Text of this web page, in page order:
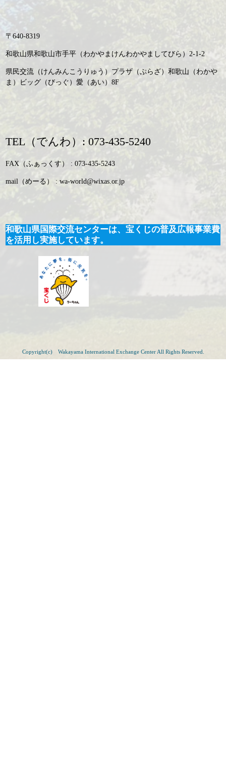
〒640-8319
和歌山県和歌山市手平（わかやまけんわかやましてびら）2-1-2
県民交流（けんみんこうりゅう）プラザ（ぷらざ）和歌山（わかや
ま）ビッグ（びっぐ）愛（あい）8F
TEL（でんわ）: 073-435-5240
FAX（ふぁっくす） : 073-435-5243
mail（めーる） : wa-world@wixas.or.jp
和歌山県国際交流センターは、宝くじの普及広報事業費
を活用し実施しています。
Copyright(c) Wakayama International Exchange Center All Rights Reserved.